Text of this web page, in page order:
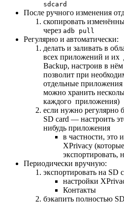
sdcard
После ручного изменения
скопировать
через adb pull
Регулярно и автоматически:
делать и заливать в
всех приложений и их
Backup, настроив в
позволит при
отдельные
можно хранить
каждого приложения)
если нужно регулярно
SD card — настроить
нибудь приложения
в частности, это
XPrivacy
экспортировать,
Периодически вручную:
экспортировать на SD
настройки
Контакты
бэкапить полностью